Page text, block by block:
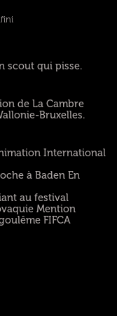
scout qui pisse.
de La Cambre
Bruxelles.
International
à Baden En
au festival
Mention
FIFCA